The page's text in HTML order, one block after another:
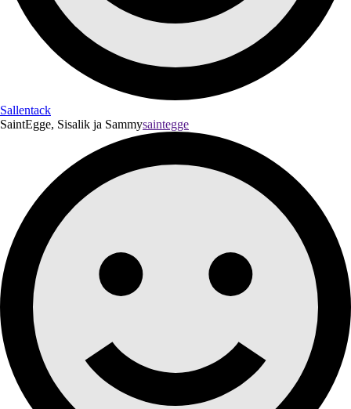
Sallentack
SaintEgge, Sisalik ja Sammysaintegge